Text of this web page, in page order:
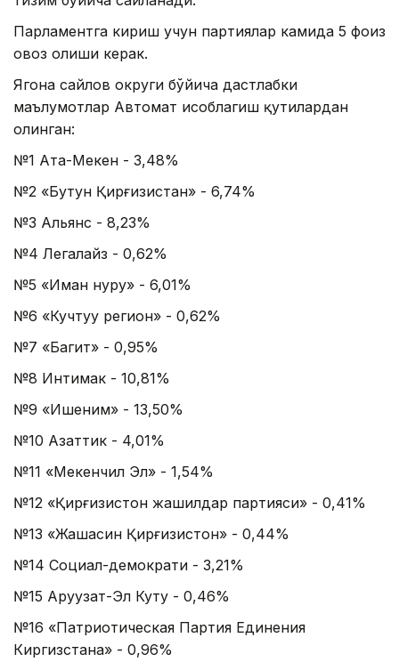
Парламентга кириш учун партиялар камида 5 фоиз
овоз олиши керак.
Ягона сайлов округи бўйича дастлабки
маълумотлар Aвтомат ҳисоблагиш қутилардан
олинган:
№1 Aта-Мекен - 3,48%
№2 «Бутун Қирғизистан» - 6,74%
№3 Aльянс - 8,23%
№4 Легалайз - 0,62%
№5 «Иман нуру» - 6,01%
№6 «Кучтуу регион» - 0,62%
№7 «Багит» - 0,95%
№8 Интимак - 10,81%
№9 «Ишеним» - 13,50%
№10 Азаттик - 4,01%
№11 «Мекенчил Эл» - 1,54%
№12 «Қирғизистон жашилдар партияси» - 0,41%
№13 «Жашасин Қирғизистон» - 0,44%
№14 Социал-демократи - 3,21%
№15 Aруузат-Эл Куту - 0,46%
№16 «Патриотическая Партия Единения
Киргизстана» - 0,96%